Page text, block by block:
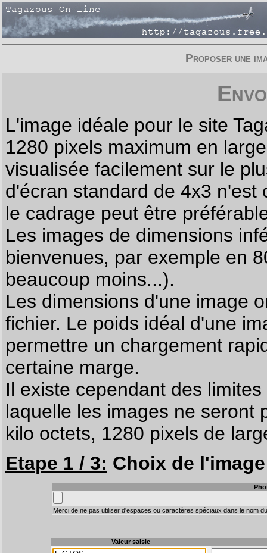
Proposer une
L'image idéale pour le site
1280 pixels maximum en
visualisée facilement sur le
d'écran standard de 4x3
le cadrage peut être
Les images de dimensions
bienvenues, par exemple en
beaucoup moins...).
Les dimensions d'une image
fichier. Le poids idéal d'une
permettre un chargement
certaine marge.
Il existe cependant des
laquelle les images ne seront
kilo octets, 1280 pixels de
Etape 1 / 3: Choix de
Merci de ne pas utiliser d'espaces ou caractères spéciaux dans le nom
Valeur saisie